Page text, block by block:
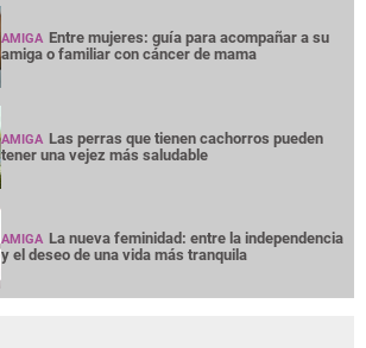
AMIGA Entre mujeres: guía para acompañar a su
amiga o familiar con cáncer de mama
AMIGA Las perras que tienen cachorros pueden
tener una vejez más saludable
AMIGA La nueva feminidad: entre la independencia
y el deseo de una vida más tranquila